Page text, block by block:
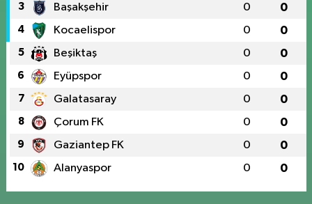
3 Başakşehir 0 0
4 Kocaelispor 0 0
5 Beşiktaş 0 0
6 Eyüpspor 0 0
7 Galatasaray 0 0
8 Çorum FK 0 0
9 Gaziantep FK 0 0
10 Alanyaspor 0 0